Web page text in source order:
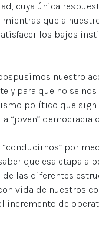
cuya única
que a
los bajos
nuestro
y para que no se
político que
“joven” democracia
por
que esa etapa a
las diferentes
vida de nuestros
incremento de